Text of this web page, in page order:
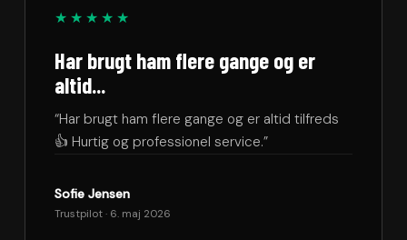
★★★★★
Har brugt ham flere gange og er
altid...
“Har brugt ham flere gange og er altid tilfreds
👍 Hurtig og professionel service.”
Sofie Jensen
Trustpilot · 6. maj 2026